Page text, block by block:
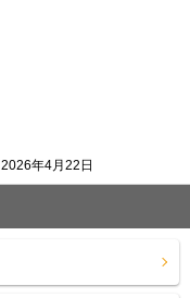
2026年4月22日